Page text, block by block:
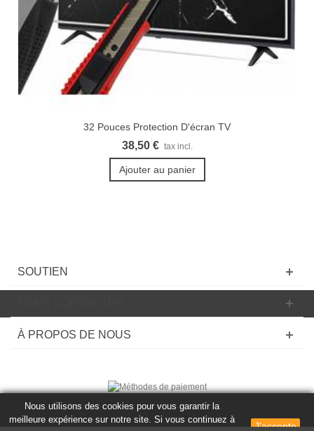
32 Pouces Protection D'écran TV
38,50 € tax incl.
Ajouter au panier
Nous utilisons des cookies pour vous garantir la
meilleure expérience sur notre site. Si vous continuez à
J'accepte
SOUTIEN
À PROPOS DE NOUS
© 2020 Powered by Presta Shop™. Tous les droits sont réservés